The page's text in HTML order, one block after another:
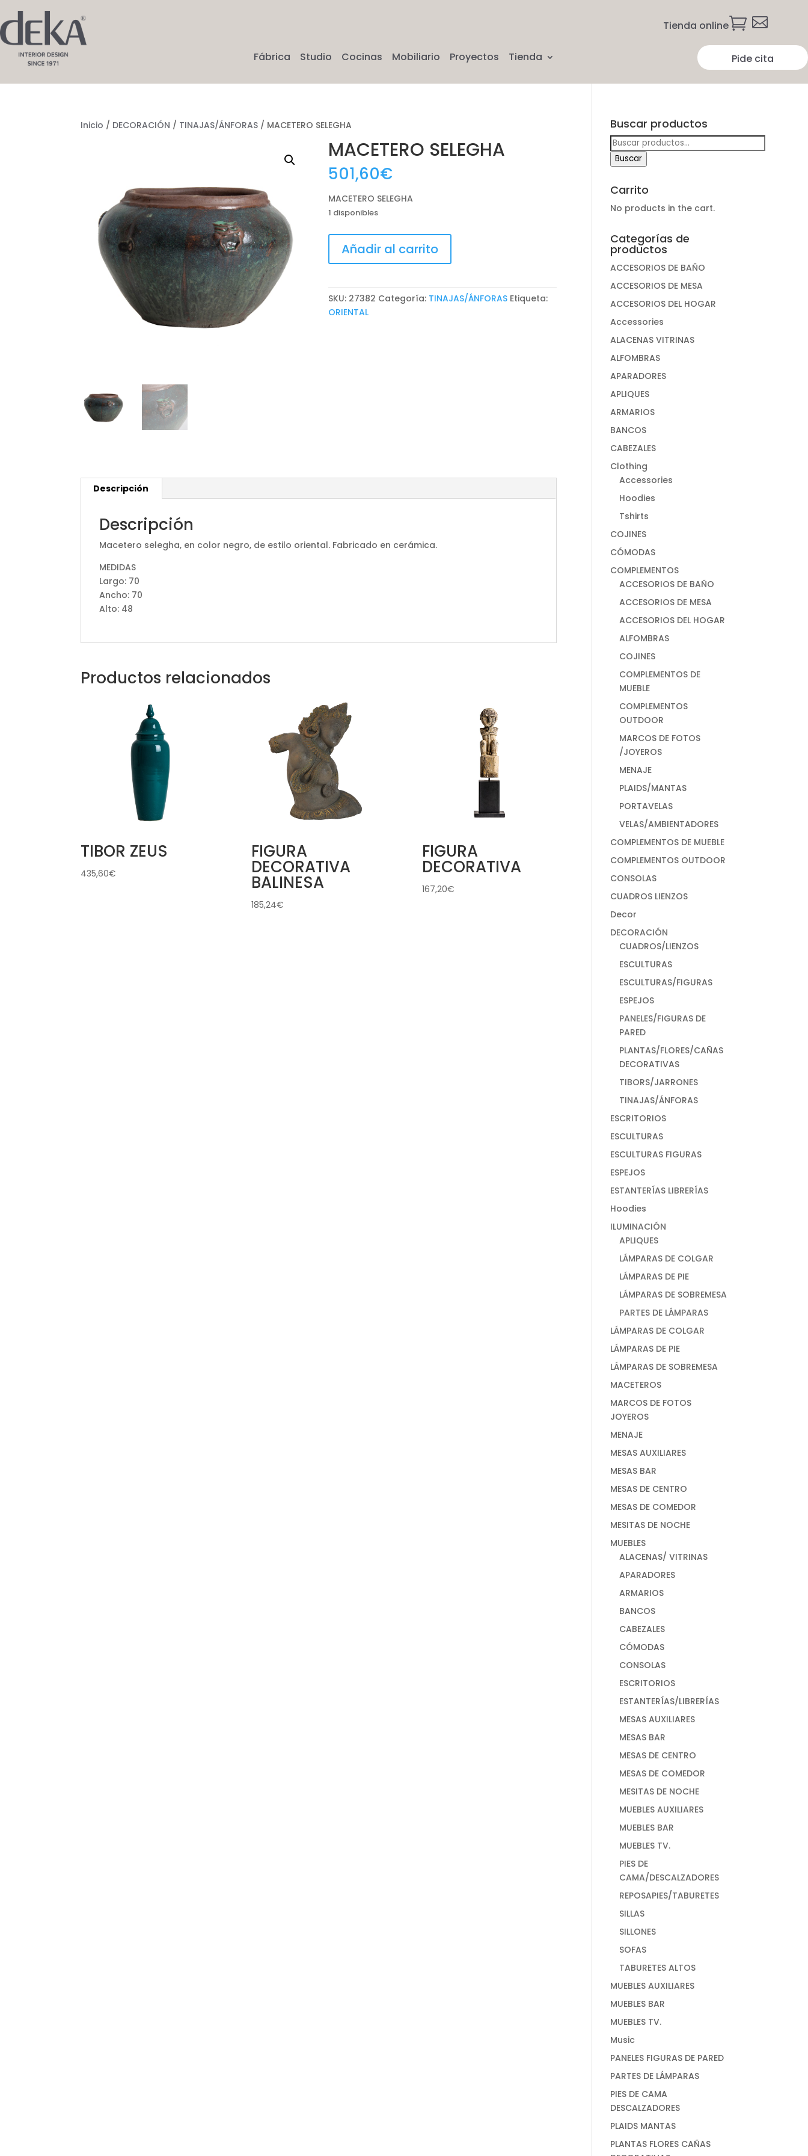
Tienda online 
Fábrica Studio Cocinas Mobiliario Proyectos Tienda Pide cita
Inicio / DECORACIÓN / TINAJAS/ÁNFORAS / MACETERO SELEGHA
MACETERO SELEGHA
501,60€
MACETERO SELEGHA
1 disponibles
SELEGHA
cantidad
Añadir al carrito
SKU: 27382 Categoría: TINAJAS/ÁNFORAS Etiqueta:
ORIENTAL
Descripción
Descripción
Macetero selegha, en color negro, de estilo oriental. Fabricado en cerámica.
MEDIDAS
Largo: 70
Ancho: 70
Alto: 48
Productos relacionados
TIBOR ZEUS
435,60€
FIGURA
DECORATIVA
BALINESA
185,24€
FIGURA
DECORATIVA
167,20€
Buscar productos
Buscar
por:
Buscar
Carrito
No products in the cart.
Categorías de
productos
ACCESORIOS DE BAÑO
ACCESORIOS DE MESA
ACCESORIOS DEL HOGAR
Accessories
ALACENAS VITRINAS
ALFOMBRAS
APARADORES
APLIQUES
ARMARIOS
BANCOS
CABEZALES
Clothing
Accessories
Hoodies
Tshirts
COJINES
CÓMODAS
COMPLEMENTOS
ACCESORIOS DE BAÑO
ACCESORIOS DE MESA
ACCESORIOS DEL HOGAR
ALFOMBRAS
COJINES
COMPLEMENTOS DE
MUEBLE
COMPLEMENTOS
OUTDOOR
MARCOS DE FOTOS
/JOYEROS
MENAJE
PLAIDS/MANTAS
PORTAVELAS
VELAS/AMBIENTADORES
COMPLEMENTOS DE MUEBLE
COMPLEMENTOS OUTDOOR
CONSOLAS
CUADROS LIENZOS
Decor
DECORACIÓN
CUADROS/LIENZOS
ESCULTURAS
ESCULTURAS/FIGURAS
ESPEJOS
PANELES/FIGURAS DE
PARED
PLANTAS/FLORES/CAÑAS
DECORATIVAS
TIBORS/JARRONES
TINAJAS/ÁNFORAS
ESCRITORIOS
ESCULTURAS
ESCULTURAS FIGURAS
ESPEJOS
ESTANTERÍAS LIBRERÍAS
Hoodies
ILUMINACIÓN
APLIQUES
LÁMPARAS DE COLGAR
LÁMPARAS DE PIE
LÁMPARAS DE SOBREMESA
PARTES DE LÁMPARAS
LÁMPARAS DE COLGAR
LÁMPARAS DE PIE
LÁMPARAS DE SOBREMESA
MACETEROS
MARCOS DE FOTOS
JOYEROS
MENAJE
MESAS AUXILIARES
MESAS BAR
MESAS DE CENTRO
MESAS DE COMEDOR
MESITAS DE NOCHE
MUEBLES
ALACENAS/ VITRINAS
APARADORES
ARMARIOS
BANCOS
CABEZALES
CÓMODAS
CONSOLAS
ESCRITORIOS
ESTANTERÍAS/LIBRERÍAS
MESAS AUXILIARES
MESAS BAR
MESAS DE CENTRO
MESAS DE COMEDOR
MESITAS DE NOCHE
MUEBLES AUXILIARES
MUEBLES BAR
MUEBLES TV.
PIES DE
CAMA/DESCALZADORES
REPOSAPIES/TABURETES
SILLAS
SILLONES
SOFAS
TABURETES ALTOS
MUEBLES AUXILIARES
MUEBLES BAR
MUEBLES TV.
Music
PANELES FIGURAS DE PARED
PARTES DE LÁMPARAS
PIES DE CAMA
DESCALZADORES
PLAIDS MANTAS
PLANTAS FLORES CAÑAS